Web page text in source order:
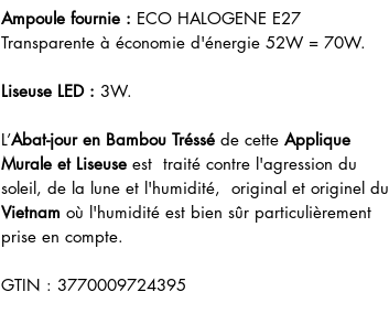
Ampoule fournie : ECO HALOGENE E27
Transparente à économie d'énergie 52W = 70W.
Liseuse LED : 3W.
L’Abat-jour en Bambou Tréssé de cette Applique
Murale et Liseuse est traité contre l'agression du
soleil, de la lune et l'humidité, original et originel du
Vietnam où l'humidité est bien sûr particulièrement
prise en compte.
GTIN : 3770009724395